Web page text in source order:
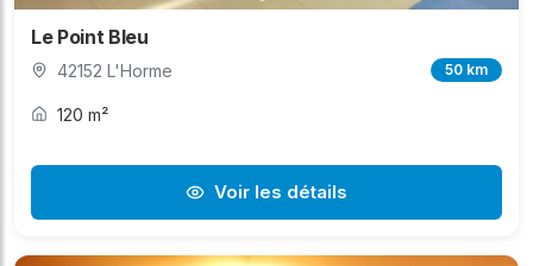
Le Point Bleu
42152 L'Horme 50 km
120 m²
Voir les détails